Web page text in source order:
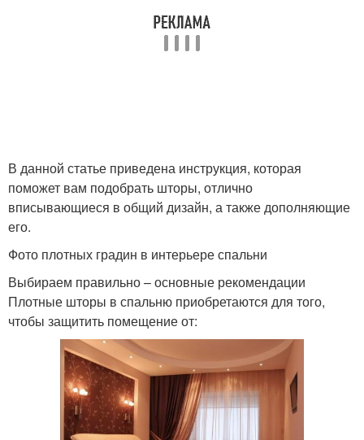
В данной статье приведена инструкция, которая
поможет вам подобрать шторы, отлично
вписывающиеся в общий дизайн, а также дополняющие
его.
Фото плотных градин в интерьере спальни
Выбираем правильно – основные рекомендации
Плотные шторы в спальню приобретаются для того,
чтобы защитить помещение от: